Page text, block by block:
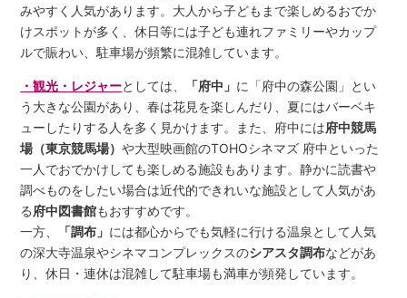
みやすく人気があります。大人から子どもまで楽しめるおでか
けスポットが多く、休日等には子ども連れファミリーやカップ
ルで賑わい、駐車場が頻繁に混雑しています。
・観光・レジャーとしては、 「府中」 に「府中の森公園」とい
う大きな公園があり、春は花見を楽しんだり、夏にはバーベキ
ューしたりする人を多く見かけます。また、府中には府中競馬
場（東京競馬場）や大型映画館のTOHOシネマズ 府中といった
一人でおでかけしても楽しめる施設もあります。静かに読書や
調べものをしたい場合は近代的できれいな施設として人気があ
る府中図書館もおすすめです。
一方、
「調布」 には都心からでも気軽に行ける温泉として人気
の深大寺温泉やシネマコンプレックスのシアスタ調布などがあ
り、休日・連休は混雑して駐車場も満車が頻発しています。